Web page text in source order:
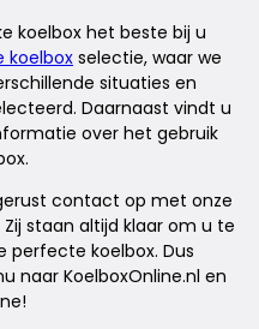
koelbox het beste bij u
koelbox selectie, waar we
situaties en
Daarnaast vindt u
over het gebruik
contact op met onze
staan altijd klaar om u te
perfecte koelbox. Dus
naar KoelboxOnline.nl en